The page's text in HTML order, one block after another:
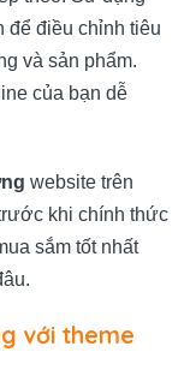
để điều chỉnh tiêu
và sản phẩm.
của bạn dễ
website trên
khi chính thức
sắm tốt nhất
với theme